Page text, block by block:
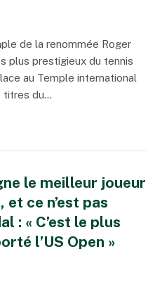
de la renommée Roger
plus prestigieux du tennis
au Temple international
titres du…
le meilleur joueur
et ce n’est pas
: « C’est le plus
l’US Open »